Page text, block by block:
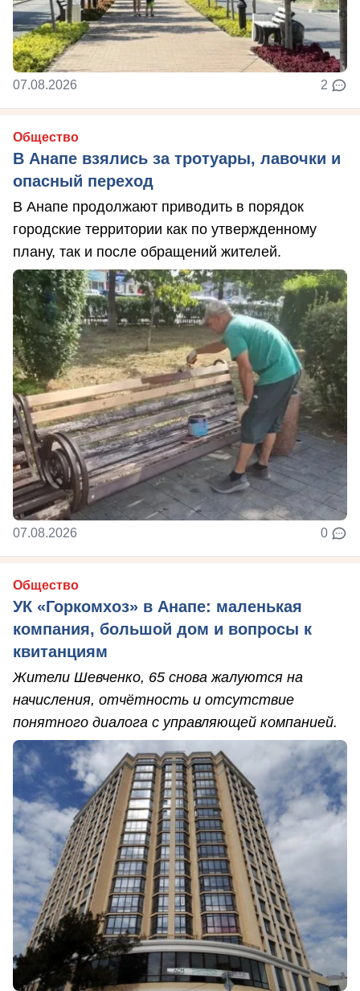
07.08.2026 2
Общество
В Анапе взялись за тротуары, лавочки и
опасный переход
В Анапе продолжают приводить в порядок
городские территории как по утвержденному
плану, так и после обращений жителей.
07.08.2026 0
Общество
УК «Горкомхоз» в Анапе: маленькая
компания, большой дом и вопросы к
квитанциям
Жители Шевченко, 65 снова жалуются на
начисления, отчётность и отсутствие
понятного диалога с управляющей компанией.